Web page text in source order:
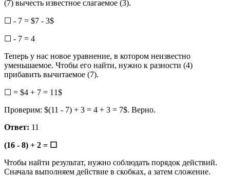
(7) вычесть известное слагаемое (3).
☐ - 7 = $7 - 3$
☐ - 7 = 4
Теперь у нас новое уравнение, в котором неизвестно
уменьшаемое. Чтобы его найти, нужно к разности (4)
прибавить вычитаемое (7).
☐ = $4 + 7 = 11$
Проверим: $(11 - 7) + 3 = 4 + 3 = 7$. Верно.
Ответ: 11
(16 - 8) + 2 = ☐
Чтобы найти результат, нужно соблюдать порядок действий.
Сначала выполняем действие в скобках, а затем сложение.